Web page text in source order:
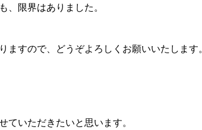
限界はありました。
すので、どうぞよろしくお願いいたします。
いただきたいと思います。